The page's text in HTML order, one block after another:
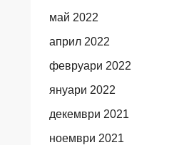
май 2022
април 2022
февруари 2022
януари 2022
декември 2021
ноември 2021